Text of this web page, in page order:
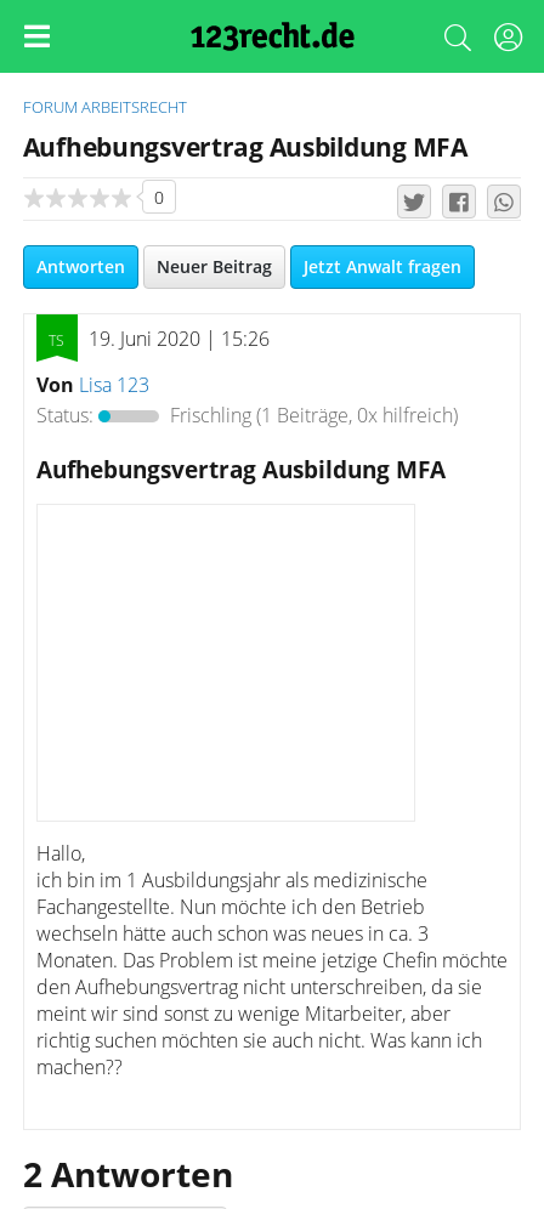
FORUM ARBEITSRECHT
Aufhebungsvertrag Ausbildung MFA
0
Antworten Neuer Beitrag Jetzt Anwalt fragen
19. Juni 2020 | 15:26
Von Lisa 123
Status:
Frischling(1 Beiträge, 0x hilfreich)
Aufhebungsvertrag Ausbildung MFA
Hallo,
ich bin im 1 Ausbildungsjahr als medizinische
Fachangestellte. Nun möchte ich den Betrieb
wechseln hätte auch schon was neues in ca. 3
Monaten. Das Problem ist meine jetzige Chefin möchte
den Aufhebungsvertrag nicht unterschreiben, da sie
meint wir sind sonst zu wenige Mitarbeiter, aber
richtig suchen möchten sie auch nicht. Was kann ich
machen??
2 Antworten